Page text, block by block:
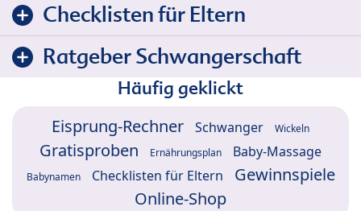
Checklisten für Eltern
Ratgeber Schwangerschaft
Häufig geklickt
Eisprung-Rechner Schwanger Wickeln
Gratisproben Ernährungsplan Baby-Massage
Babynamen Checklisten für Eltern
Gewinnspiele
Online-Shop